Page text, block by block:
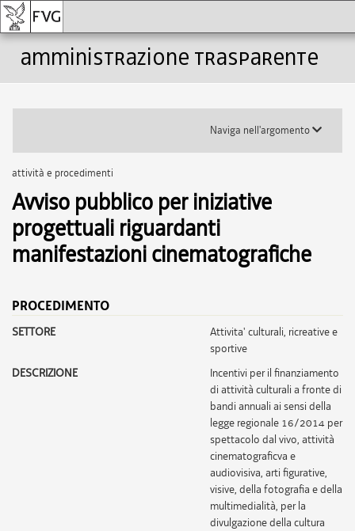
Amministrazione trasparente
Toggle
Naviga nell'argomento
attività e procedimenti
Avviso pubblico per iniziative
progettuali riguardanti
manifestazioni cinematografiche
PROCEDIMENTO
SETTORE
attivita' culturali, ricreative e
sportive
DESCRIZIONE
Incentivi per il finanziamento
di attività culturali a fronte di
bandi annuali ai sensi della
legge regionale 16/2014 per
spettacolo dal vivo, attività
cinematograficva e
audiovisiva, arti figurative,
visive, della fotografia e della
multimedialità, per la
divulgazione della cultura